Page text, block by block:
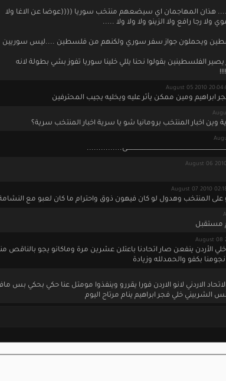
هذان المهاجمان اي سيضعهم منتخب سوريا ((((عوضا عن الاغا ولا
رجا رافع ولا الزينو ولا ولا ولا .....
الفلسطينين بقولوا نحنا يللي خلينا سوريا تفوز بشي بطولة لانه
ومين ممكن يأثر عليه ويخليه يجيب المحترفين
وين اخبار المنتخب برومانيا شو يا سرية اخبار المنتخب سرية؟
المنتخب وهدول لو كان فيهون ذوق واحترام ما كان لعبو مع
مستقبل
الأردن ينفعن صار اتحادنا باعتلن عشرين مرة وماكانو يجو بالناقص
بكفو والحمدلله وزيادة
الاردني لانو الاردن فورا يقررو وينفذوا مومتل عنا حكي بحكي بس
الشربيني خلي فجر ابراهيم ينام مرتاح اليوم